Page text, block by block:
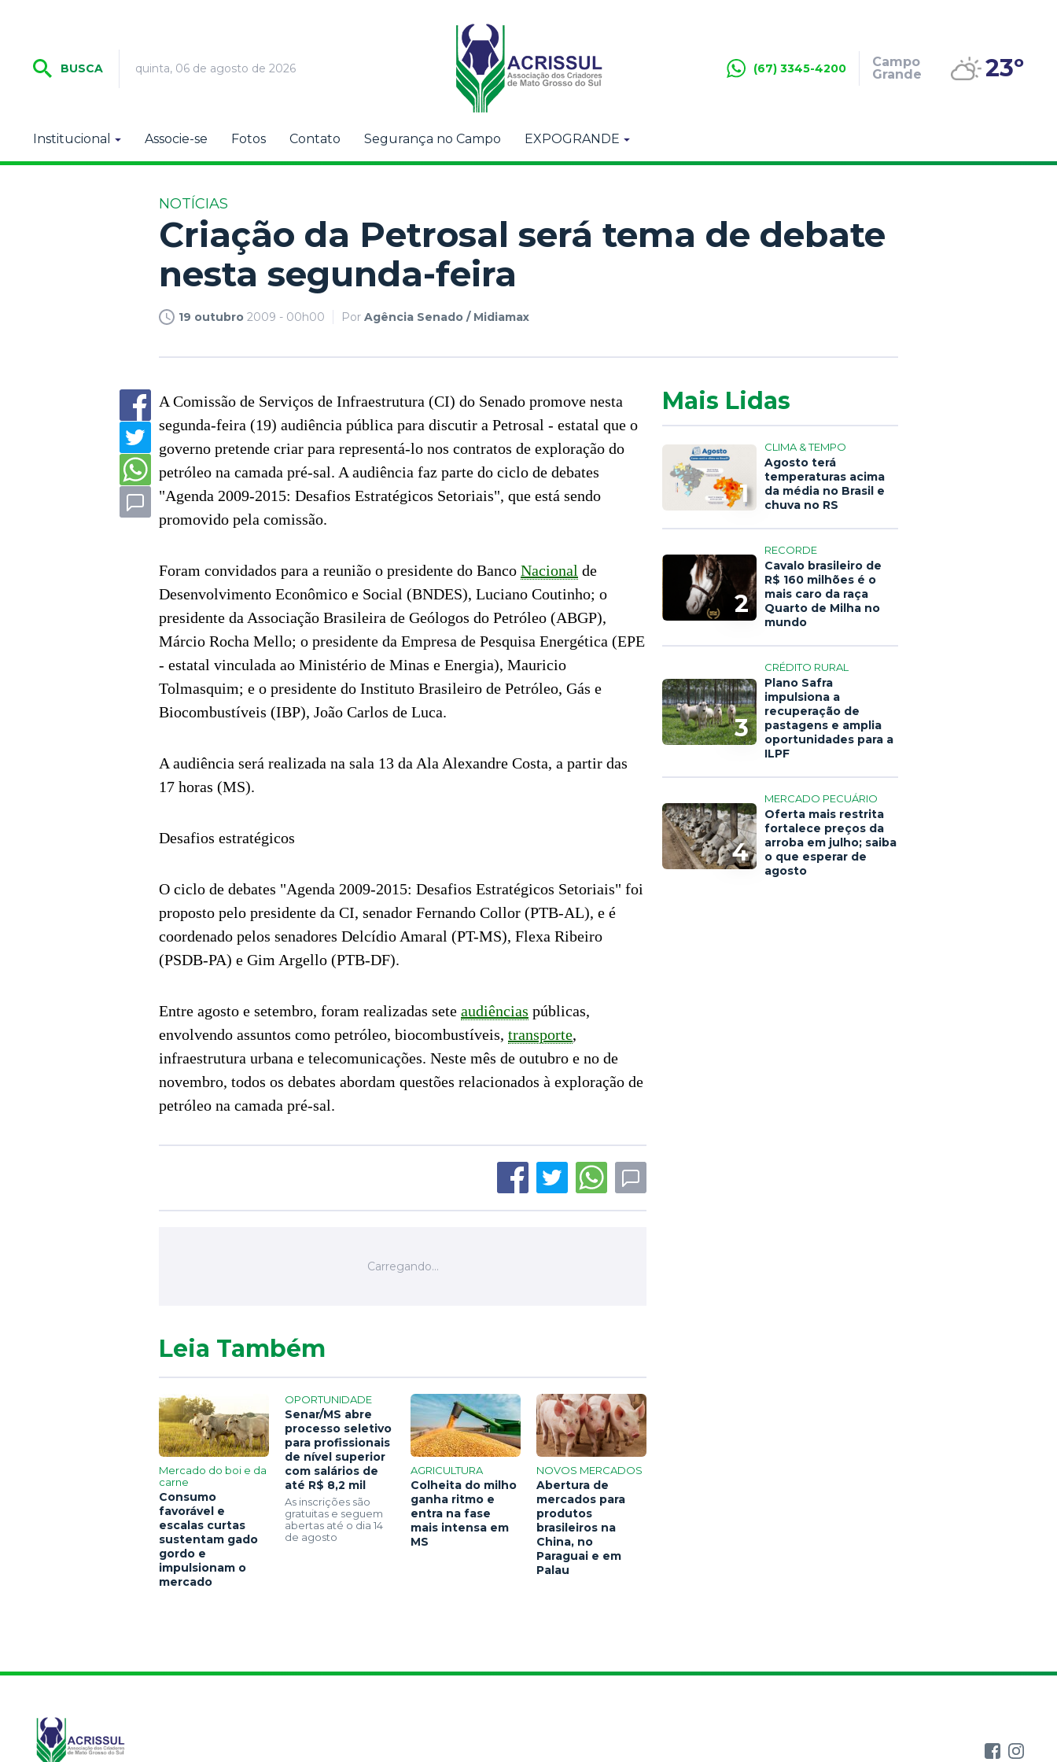
BUSCA quinta, 06 de agosto de 2026 (67) 3345-4200
Campo
Grande
23º
Institucional Associe-se Fotos Contato Segurança no Campo EXPOGRANDE
NOTÍCIAS
Criação da Petrosal será tema de debate
nesta segunda-feira
19 outubro 2009 - 00h00 Por Agência Senado / Midiamax
A Comissão de Serviços de Infraestrutura (CI) do Senado promove nesta
segunda-feira (19) audiência pública para discutir a Petrosal - estatal que o
governo pretende criar para representá-lo nos contratos de exploração do
petróleo na camada pré-sal. A audiência faz parte do ciclo de debates
"Agenda 2009-2015: Desafios Estratégicos Setoriais", que está sendo
promovido pela comissão.
Foram convidados para a reunião o presidente do Banco Nacional de
Desenvolvimento Econômico e Social (BNDES), Luciano Coutinho; o
presidente da Associação Brasileira de Geólogos do Petróleo (ABGP),
Márcio Rocha Mello; o presidente da Empresa de Pesquisa Energética (EPE
- estatal vinculada ao Ministério de Minas e Energia), Mauricio
Tolmasquim; e o presidente do Instituto Brasileiro de Petróleo, Gás e
Biocombustíveis (IBP), João Carlos de Luca.
A audiência será realizada na sala 13 da Ala Alexandre Costa, a partir das
17 horas (MS).
Desafios estratégicos
O ciclo de debates "Agenda 2009-2015: Desafios Estratégicos Setoriais" foi
proposto pelo presidente da CI, senador Fernando Collor (PTB-AL), e é
coordenado pelos senadores Delcídio Amaral (PT-MS), Flexa Ribeiro
(PSDB-PA) e Gim Argello (PTB-DF).
Entre agosto e setembro, foram realizadas sete audiências públicas,
envolvendo assuntos como petróleo, biocombustíveis, transporte,
infraestrutura urbana e telecomunicações. Neste mês de outubro e no de
novembro, todos os debates abordam questões relacionados à exploração de
petróleo na camada pré-sal.
Mais Lidas
1
CLIMA & TEMPO
Agosto terá
temperaturas acima
da média no Brasil e
chuva no RS
2
RECORDE
Cavalo brasileiro de
R$ 160 milhões é o
mais caro da raça
Quarto de Milha no
mundo
3
CRÉDITO RURAL
Plano Safra
impulsiona a
recuperação de
pastagens e amplia
oportunidades para a
ILPF
4
MERCADO PECUÁRIO
Oferta mais restrita
fortalece preços da
arroba em julho; saiba
o que esperar de
agosto
Leia Também
Mercado do boi e da
carne
Consumo
favorável e
escalas curtas
sustentam gado
gordo e
impulsionam o
mercado
OPORTUNIDADE
Senar/MS abre
processo seletivo
para profissionais
de nível superior
com salários de
até R$ 8,2 mil
As inscrições são
gratuitas e seguem
abertas até o dia 14
de agosto
AGRICULTURA
Colheita do milho
ganha ritmo e
entra na fase
mais intensa em
MS
NOVOS MERCADOS
Abertura de
mercados para
produtos
brasileiros na
China, no
Paraguai e em
Palau